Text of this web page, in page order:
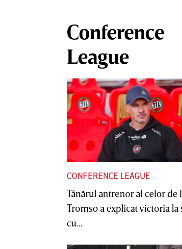
Conference
League
CONFERENCE LEAGUE
Tânărul antrenor al celor de
Tromso a explicat victoria la
cu...